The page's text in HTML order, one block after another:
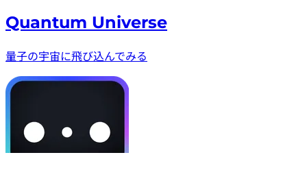
Quantum Universe
量子の宇宙に飛び込んでみる